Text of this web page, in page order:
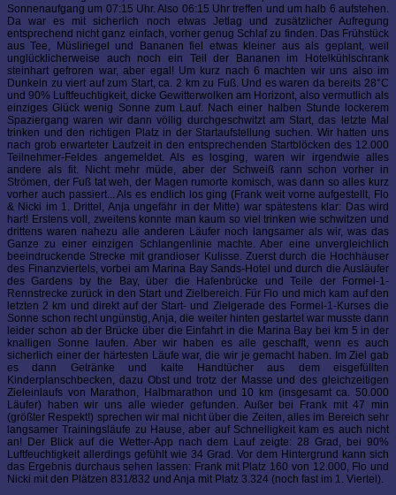
Sonnenaufgang um 07:15 Uhr. Also 06:15 Uhr treffen und um halb 6 aufstehen.
Da war es mit sicherlich noch etwas Jetlag und zusätzlicher Aufregung
entsprechend nicht ganz einfach, vorher genug Schlaf zu finden. Das Frühstück
aus Tee, Müsliriegel und Bananen fiel etwas kleiner aus als geplant, weil
unglücklicherweise auch noch ein Teil der Bananen im Hotelkühlschrank
steinhart gefroren war, aber egal! Um kurz nach 6 machten wir uns also im
Dunkeln zu viert auf zum Start, ca. 2 km zu Fuß. Und es waren da bereits 28°C
und 90% Luftfeuchtigkeit, dicke Gewitterwolken am Horizont, also vermutlich als
einziges Glück wenig Sonne zum Lauf. Nach einer halben Stunde lockerem
Spaziergang waren wir dann völlig durchgeschwitzt am Start, das letzte Mal
trinken und den richtigen Platz in der Startaufstellung suchen. Wir hatten uns
nach grob erwarteter Laufzeit in den entsprechenden Startblöcken des 12.000
Teilnehmer-Feldes angemeldet. Als es losging, waren wir irgendwie alles
andere als fit. Nicht mehr müde, aber der Schweiß rann schon vorher in
Strömen, der Fuß tat weh, der Magen rumorte komisch, was dann so alles kurz
vorher auch passiert... Als es endlich los ging (Frank weit vorne aufgestellt, Flo
& Nicki im 1. Drittel, Anja ungefähr in der Mitte) war spätestens klar: Das wird
hart! Erstens voll, zweitens konnte man kaum so viel trinken wie schwitzen und
drittens waren nahezu alle anderen Läufer noch langsamer als wir, was das
Ganze zu einer einzigen Schlangenlinie machte. Aber eine unvergleichlich
beeindruckende Strecke mit grandioser Kulisse. Zuerst durch die Hochhäuser
des Finanzviertels, vorbei am Marina Bay Sands-Hotel und durch die Ausläufer
des Gardens by the Bay, über die Hafenbrücke und Teile der Formel-1-
Rennstrecke zurück in den Start und Zielbereich. Für Flo und mich kam auf den
letzten 2 km und direkt auf der Start- und Zielgerade des Formel-1-Kurses die
Sonne schon recht ungünstig, Anja, die weiter hinten gestartet war musste dann
leider schon ab der Brücke über die Einfahrt in die Marina Bay bei km 5 in der
knalligen Sonne laufen. Aber wir haben es alle geschafft, wenn es auch
sicherlich einer der härtesten Läufe war, die wir je gemacht haben. Im Ziel gab
es dann Getränke und kalte Handtücher aus dem eisgefüllten
Kinderplanschbecken, dazu Obst und trotz der Masse und des gleichzeitigen
Zieleinlaufs von Marathon, Halbmarathon und 10 km (insgesamt ca. 50.000
Läufer) haben wir uns alle wieder gefunden. Außer bei Frank mit 47 min
(größter Respekt!) sprechen wir mal nicht über die Zeiten, alles im Bereich sehr
langsamer Trainingsläufe zu Hause, aber auf Schnelligkeit kam es auch nicht
an! Der Blick auf die Wetter-App nach dem Lauf zeigte: 28 Grad, bei 90%
Luftfeuchtigkeit allerdings gefühlt wie 34 Grad. Vor dem Hintergrund kann sich
das Ergebnis durchaus sehen lassen: Frank mit Platz 160 von 12.000, Flo und
Nicki mit den Plätzen 831/832 und Anja mit Platz 3.324 (noch fast im 1. Viertel).